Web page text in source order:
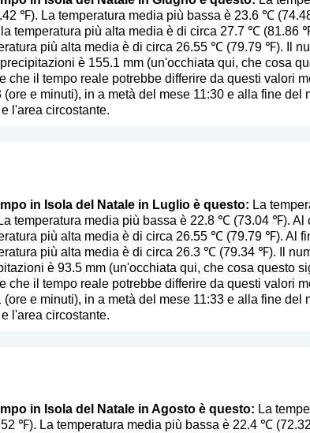
℉). La temperatura media più bassa è 23.6 ℃
temperatura più alta media è di circa 27.7 ℃ (81.86
più alta media è di circa 26.55 ℃ (79.79 ℉). Il
è 155.1 mm (un'occhiata qui, che cosa
che il tempo reale potrebbe differire da questi valori
(ore e minuti), in a metà del mese 11:30 e alla fine
l'area circostante.
in Isola del Natale in Luglio è questo: La
temperatura media più bassa è 22.8 ℃ (73.04 ℉). Al
più alta media è di circa 26.55 ℃ (79.79 ℉). Al
più alta media è di circa 26.3 ℃ (79.34 ℉). Il
è 93.5 mm (un'occhiata qui, che cosa questo
che il tempo reale potrebbe differire da questi valori
(ore e minuti), in a metà del mese 11:33 e alla fine
l'area circostante.
in Isola del Natale in Agosto è questo: La
℉). La temperatura media più bassa è 22.4 ℃